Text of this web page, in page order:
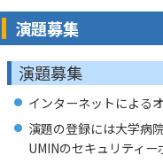
演題募集
演題募集
インターネットによる
演題の登録には大学病
UMINのセキュリティ